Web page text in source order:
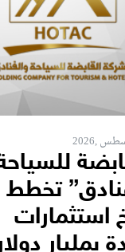
تخطط
استثمارات
بمليار